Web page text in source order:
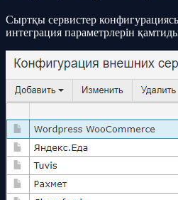
Сыртқы сервистер
интеграция параметрлерін